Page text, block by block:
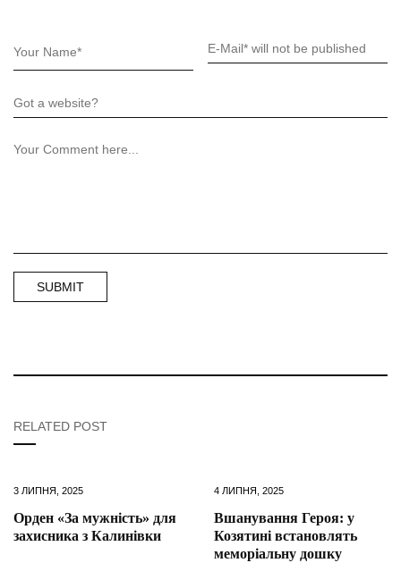
RELATED POST
3 ЛИПНЯ, 2025
Орден «За мужність» для
захисника з Калинівки
4 ЛИПНЯ, 2025
Вшанування Героя: у
Козятині встановлять
меморіальну дошку